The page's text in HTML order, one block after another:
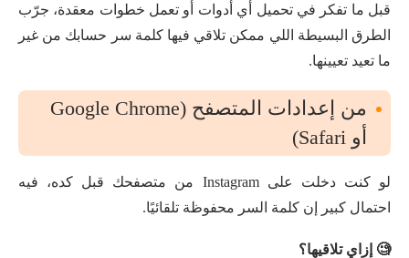
قبل ما تفكر في تحميل أي أدوات أو تعمل خطوات معقدة، جرّب
الطرق البسيطة اللي ممكن تلاقي فيها كلمة سر حسابك من غير
ما تعيد تعيينها.
من إعدادات المتصفح (Google Chrome
أو Safari)
لو كنت دخلت على Instagram من متصفحك قبل كده، فيه
احتمال كبير إن كلمة السر محفوظة تلقائيًا.
🧐 إزاي تلاقيها؟